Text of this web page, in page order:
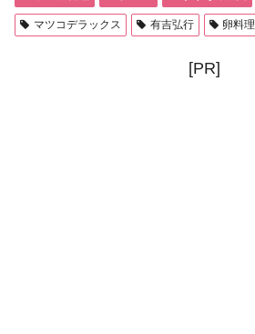
マツコデラックス 有吉弘行 卵料理
[PR]